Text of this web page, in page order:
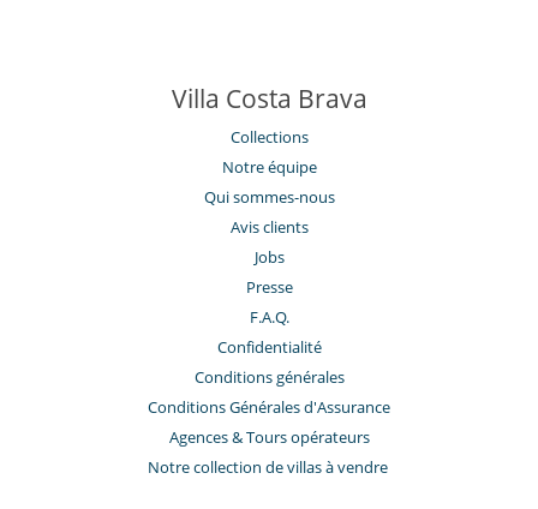
Villa Costa Brava
Collections
Notre équipe
Qui sommes-nous
Avis clients
Jobs
Presse
F.A.Q.
Confidentialité
Conditions générales
Conditions Générales d'Assurance
​Agences & Tours opérateurs
Notre collection de villas à vendre